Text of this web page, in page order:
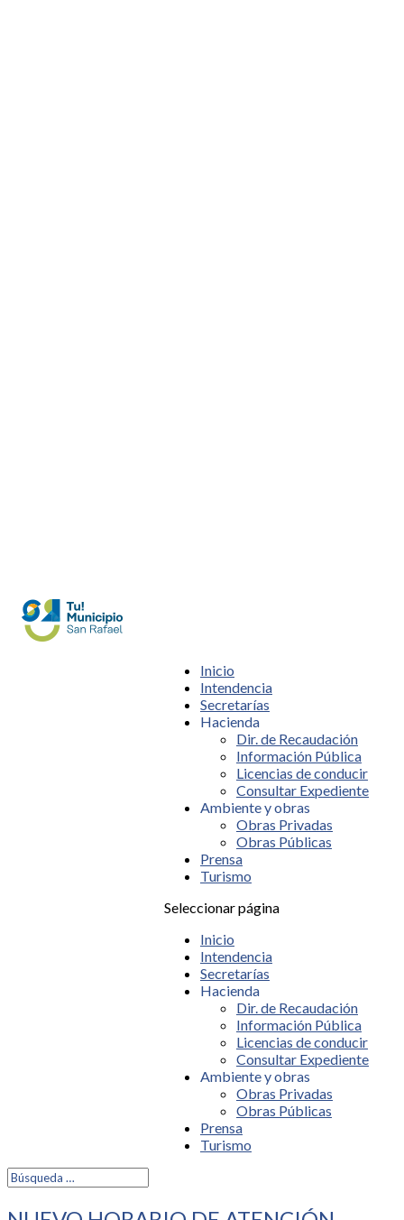
Inicio
Intendencia
Secretarías
Hacienda
Dir. de Recaudación
Información Pública
Licencias de conducir
Consultar Expediente
Ambiente y obras
Obras Privadas
Obras Públicas
Prensa
Turismo
Seleccionar página
Inicio
Intendencia
Secretarías
Hacienda
Dir. de Recaudación
Información Pública
Licencias de conducir
Consultar Expediente
Ambiente y obras
Obras Privadas
Obras Públicas
Prensa
Turismo